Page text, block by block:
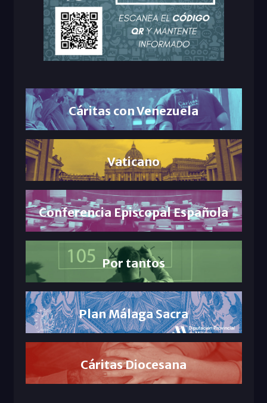
Cáritas con Venezuela
Vaticano
Conferencia Episcopal Española
Por tantos
Plan Málaga Sacra
Cáritas Diocesana